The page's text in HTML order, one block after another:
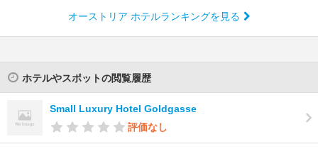
オーストリア ホテルランキングを見る
ホテルやスポットの閲覧履歴
Small Luxury Hotel Goldgasse
評価なし